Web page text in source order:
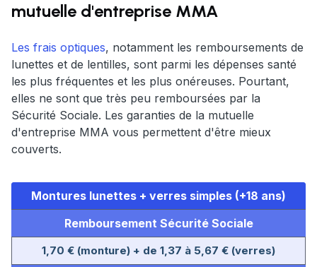
mutuelle d'entreprise MMA
Les frais optiques, notamment les remboursements de
lunettes et de lentilles, sont parmi les dépenses santé
les plus fréquentes et les plus onéreuses. Pourtant,
elles ne sont que très peu remboursées par la
Sécurité Sociale. Les garanties de la mutuelle
d'entreprise MMA vous permettent d'être mieux
couverts.
Montures lunettes + verres simples (+18 ans)
Remboursement Sécurité Sociale
1,70 € (monture) + de 1,37 à 5,67 € (verres)